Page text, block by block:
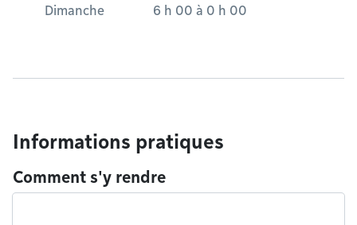
Dimanche
6 h 00 à 0 h 00
Informations pratiques
Comment s'y rendre